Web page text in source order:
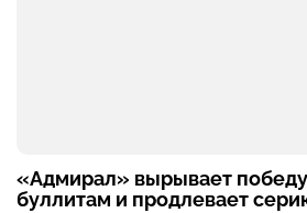
«Адмирал» вырывает
буллитам и продлевает